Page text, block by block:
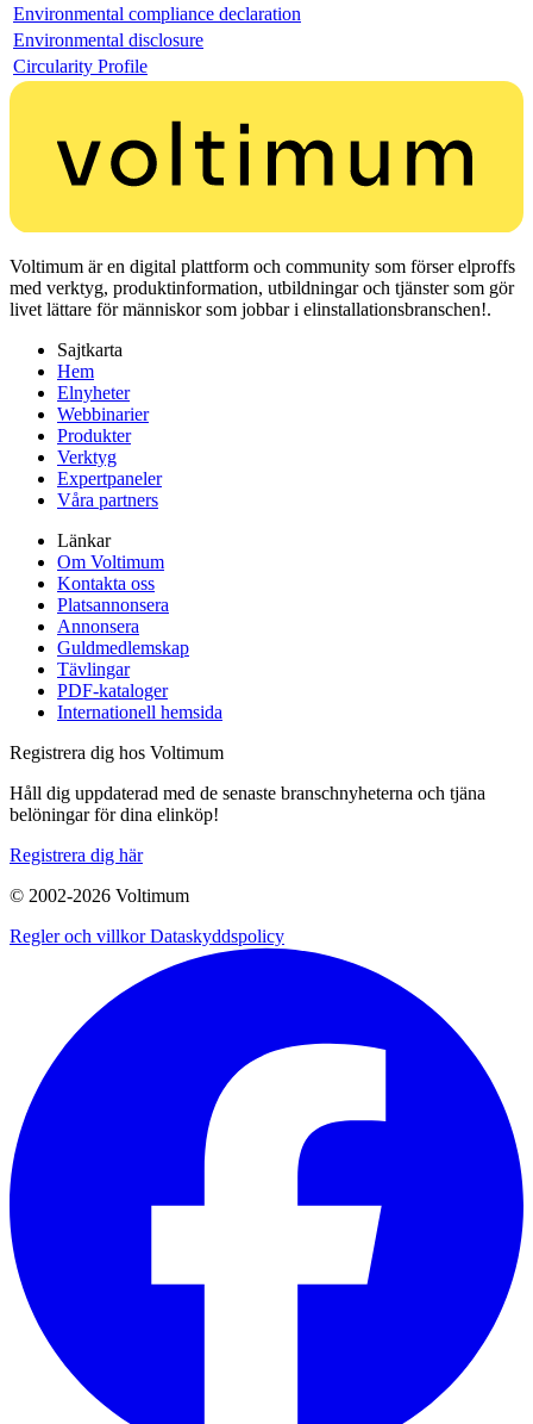
Environmental compliance declaration
Environmental disclosure
Circularity Profile
Voltimum är en digital plattform och community som förser elproffs
med verktyg, produktinformation, utbildningar och tjänster som gör
livet lättare för människor som jobbar i elinstallationsbranschen!.
Sajtkarta
Hem
Elnyheter
Webbinarier
Produkter
Verktyg
Expertpaneler
Våra partners
Länkar
Om Voltimum
Kontakta oss
Platsannonsera
Annonsera
Guldmedlemskap
Tävlingar
PDF-kataloger
Internationell hemsida
Registrera dig hos Voltimum
Håll dig uppdaterad med de senaste branschnyheterna och tjäna
belöningar för dina elinköp!
Registrera dig här
© 2002-2026 Voltimum
Regler och villkorDataskyddspolicy